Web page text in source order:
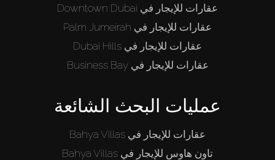
عقارات للإيجار في Downtown Dubai
عقارات للإيجار في Palm Jumeirah
عقارات للإيجار في Dubai Hills
عقارات للإيجار في Business Bay
عمليات البحث الشائعة
عقارات للإيجار في Bahya Villas
تاون هاوس للإيجار في Bahya Villas